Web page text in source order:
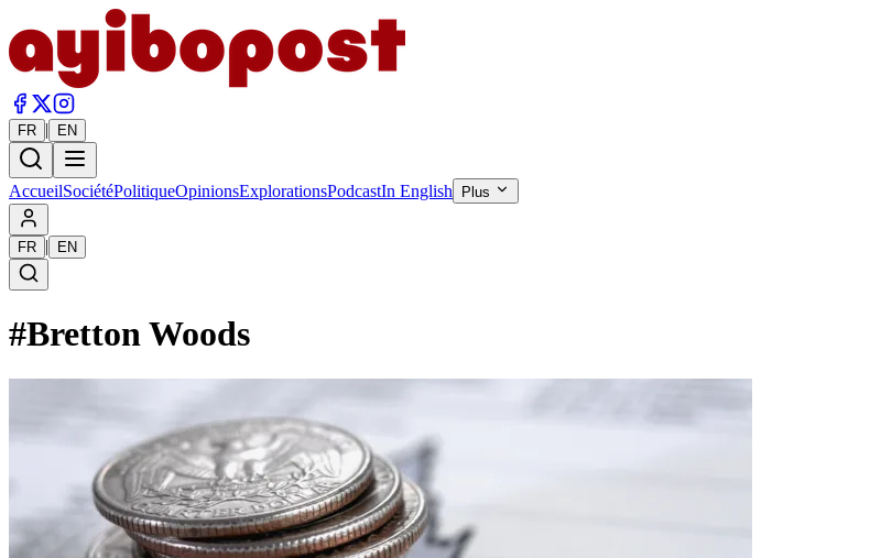
FR | EN
AccueilSociétéPolitiqueOpinionsExplorationsPodcastIn English Plus
FR | EN
#Bretton Woods